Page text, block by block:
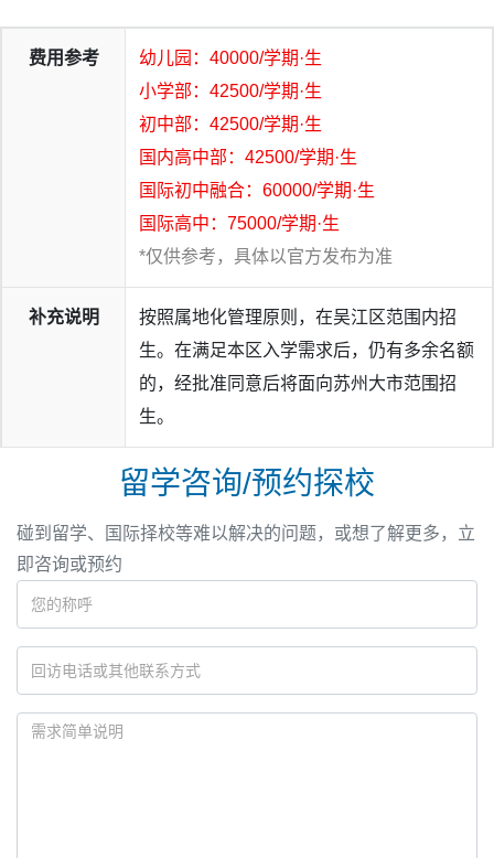
费用参考
幼儿园：40000/学期·生
小学部：42500/学期·生
初中部：42500/学期·生
国内高中部：42500/学期·生
国际初中融合：60000/学期·生
国际高中：75000/学期·生
*仅供参考，具体以官方发布为准
补充说明
按照属地化管理原则，在吴江区范围内招
生。在满足本区入学需求后，仍有多余名额
的，经批准同意后将面向苏州大市范围招
生。
留学咨询/预约探校
碰到留学、国际择校等难以解决的问题，或想了解更多，立
即咨询或预约